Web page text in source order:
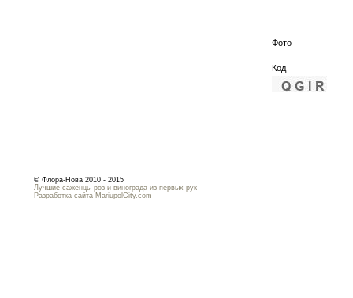
Фото
Код
© Флора-Нова 2010 - 2015
Лучшие саженцы роз и винограда из первых рук
Разработка сайта MariupolCity.com